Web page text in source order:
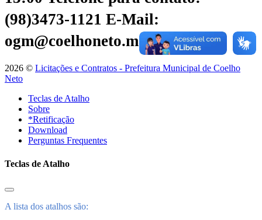
(98)3473-1121 E-Mail:
ogm@coelhoneto.ma.gov.br
2026 © Licitações e Contratos - Prefeitura Municipal de Coelho
Neto
Teclas de Atalho
Sobre
*Retificação
Download
Perguntas Frequentes
Teclas de Atalho
A lista dos atalhos são: